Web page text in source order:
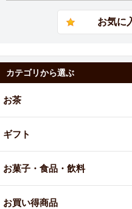
カテゴリから選ぶ
お茶
ギフト
お菓子・食品・飲料
お買い得商品